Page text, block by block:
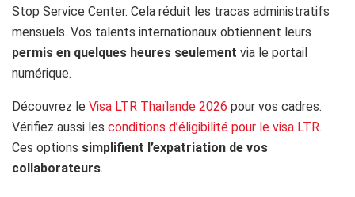
Stop Service Center. Cela réduit les tracas administratifs
mensuels. Vos talents internationaux obtiennent leurs
permis en quelques heures seulement via le portail
numérique.
Découvrez le Visa LTR Thaïlande 2026 pour vos cadres.
Vérifiez aussi les conditions d’éligibilité pour le visa LTR.
Ces options simplifient l’expatriation de vos
collaborateurs.